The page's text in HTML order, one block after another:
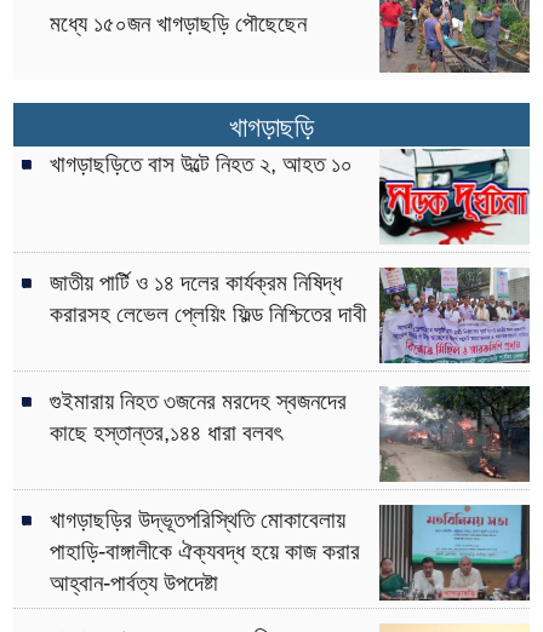
মধ্যে ১৫০জন খাগড়াছড়ি পৌছেছেন
খাগড়াছড়ি
খাগড়াছড়িতে বাস উল্টে নিহত ২, আহত ১০
জাতীয় পার্টি ও ১৪ দলের কার্যক্রম নিষিদ্ধ
করারসহ লেভেল প্লেয়িং ফিল্ড নিশ্চিতের দাবী
গুইমারায় নিহত ৩জনের মরদেহ স্বজনদের
কাছে হস্তান্তর,১৪৪ ধারা বলবৎ
খাগড়াছড়ির উদ্ভূতপরিস্থিতি মোকাবেলায়
পাহাড়ি-বাঙ্গালীকে ঐক্যবদ্ধ হয়ে কাজ করার
আহ্বান-পার্বত্য উপদেষ্টা